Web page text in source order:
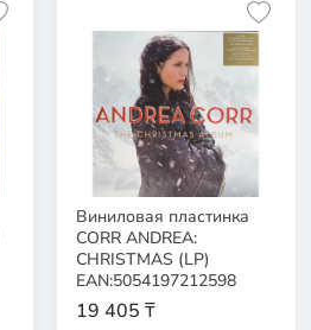
Виниловая пластинка
CORR ANDREA:
CHRISTMAS (LP)
EAN:5054197212598
19 405 ₸